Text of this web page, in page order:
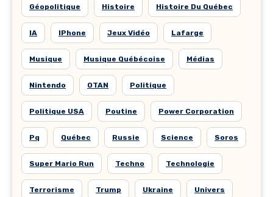
Géopolitique Histoire Histoire Du Québec
IA IPhone Jeux Vidéo Lafarge
Musique Musique Québécoise Médias
Nintendo OTAN Politique
Politique USA Poutine Power Corporation
Pq Québec Russie Science Soros
Super Mario Run Techno Technologie
Terrorisme Trump Ukraine Univers